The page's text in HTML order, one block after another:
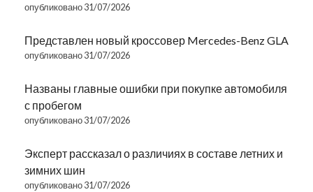
опубликовано 31/07/2026
Представлен новый кроссовер Mercedes-Benz GLA
опубликовано 31/07/2026
Названы главные ошибки при покупке автомобиля
с пробегом
опубликовано 31/07/2026
Эксперт рассказал о различиях в составе летних и
зимних шин
опубликовано 31/07/2026